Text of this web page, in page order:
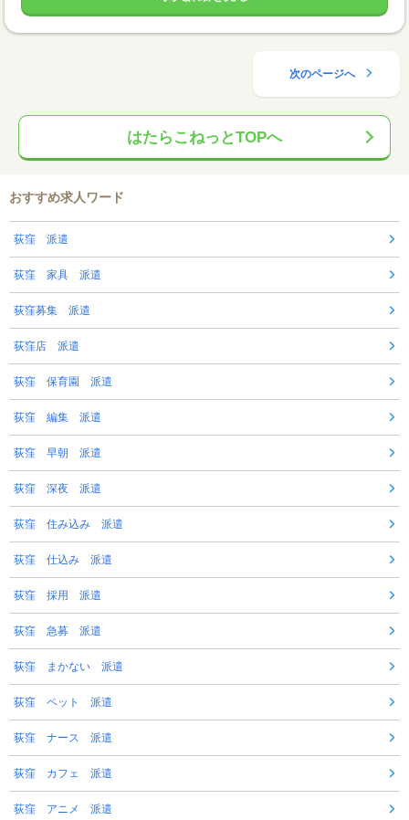
次のページへ
はたらこねっとTOPへ
おすすめ求人ワード
荻窪 派遣
荻窪 家具 派遣
荻窪募集 派遣
荻窪店 派遣
荻窪 保育園 派遣
荻窪 編集 派遣
荻窪 早朝 派遣
荻窪 深夜 派遣
荻窪 住み込み 派遣
荻窪 仕込み 派遣
荻窪 採用 派遣
荻窪 急募 派遣
荻窪 まかない 派遣
荻窪 ペット 派遣
荻窪 ナース 派遣
荻窪 カフェ 派遣
荻窪 アニメ 派遣